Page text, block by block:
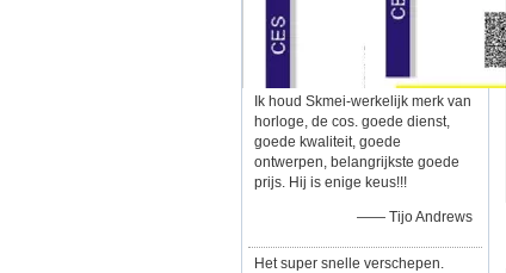
Ik houd Skmei-werkelijk merk van
horloge, de cos. goede dienst,
goede kwaliteit, goede
ontwerpen, belangrijkste goede
prijs. Hij is enige keus!!!
—— Tijo Andrews
Het super snelle verschepen.